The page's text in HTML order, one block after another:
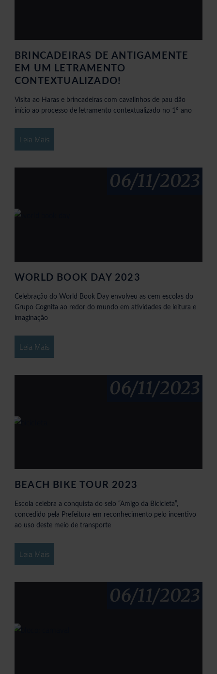
BRINCADEIRAS DE ANTIGAMENTE
EM UM LETRAMENTO
CONTEXTUALIZADO!
Visita ao Haras e brincadeiras com cavalinhos de pau dão
início ao processo de letramento contextualizado no 1º ano
Leia Mais
WORLD BOOK DAY 2023
06/11/2023
Celebração do World Book Day envolveu as cem escolas do
Grupo Cognita ao redor do mundo em atividades de leitura e
imaginação
Leia Mais
BEACH BIKE TOUR 2023
06/11/2023
Escola celebra a conquista do selo “Amigo da Bicicleta”,
concedido pela Prefeitura em reconhecimento pelo incentivo
ao uso deste meio de transporte
Leia Mais
06/11/2023